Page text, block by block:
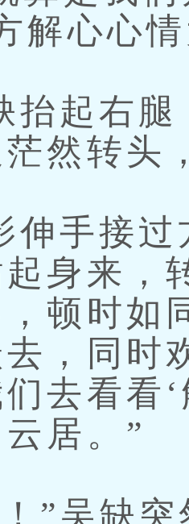
解心心
起右腿
茫然转头
手接过
身来，
顿时如
，同时
去看看
居。”
”吴缺突